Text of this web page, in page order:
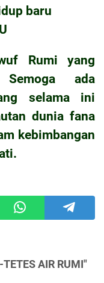
baru
Rumi yang
Semoga ada
selama ini
dunia fana
kebimbangan
AIR RUMI"